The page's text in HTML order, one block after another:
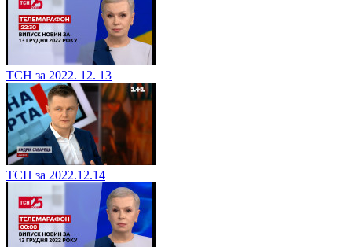
ТСН за 2022. 12. 13
ТСН за 2022.12.14